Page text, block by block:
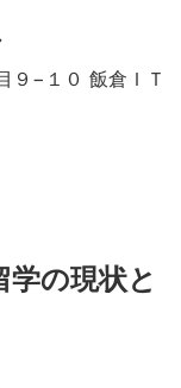
９−１０ 飯倉ＩＴ
の現状と